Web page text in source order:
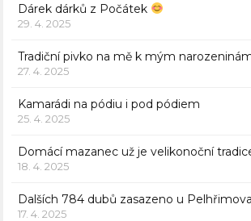
Dárek dárků z Počátek
29. 4. 2025
Tradiční pivko na mě k mým
27. 4. 2025
Kamarádi na pódiu i pod pódiem
25. 4. 2025
Domácí mazanec už je velikonoční
18. 4. 2025
Dalších 784 dubů zasazeno u Pelhřimova
17. 4. 2025